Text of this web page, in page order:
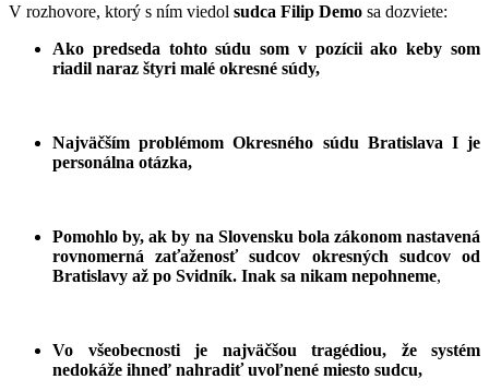
V rozhovore, ktorý s ním viedol sudca Filip Demo sa dozviete:
Ako predseda tohto súdusom v pozícii ako keby som
riadil naraz štyri malé okresné súdy,
Najväčším problémom Okresného súdu Bratislava I je
personálna otázka,
Pomohlo by, ak by na Slovensku bola zákonom nastavená
rovnomerná zaťaženosť sudcov okresných sudcov od
Bratislavy až po Svidník. Inak sa nikam nepohneme,
Vo všeobecnosti je najväčšou tragédiou, že systém
nedokáže ihneď nahradiť uvoľnené miesto sudcu,